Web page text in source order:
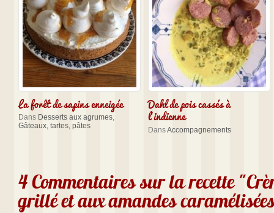
La forêt de sapins enneigée
Dans Desserts aux agrumes,
Gâteaux, tartes, pâtes
Dahl de pois cassés à
l’indienne
DansAccompagnements
4 Commentaires sur la recette
grillé et aux amandes